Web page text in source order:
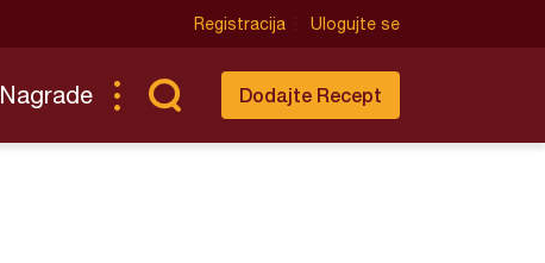
Registracija Ulogujte se
Nagrade Dodajte Recept